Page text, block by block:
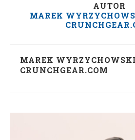
AUTOR
MAREK
MAREK
CRUNCHGEAR.COM